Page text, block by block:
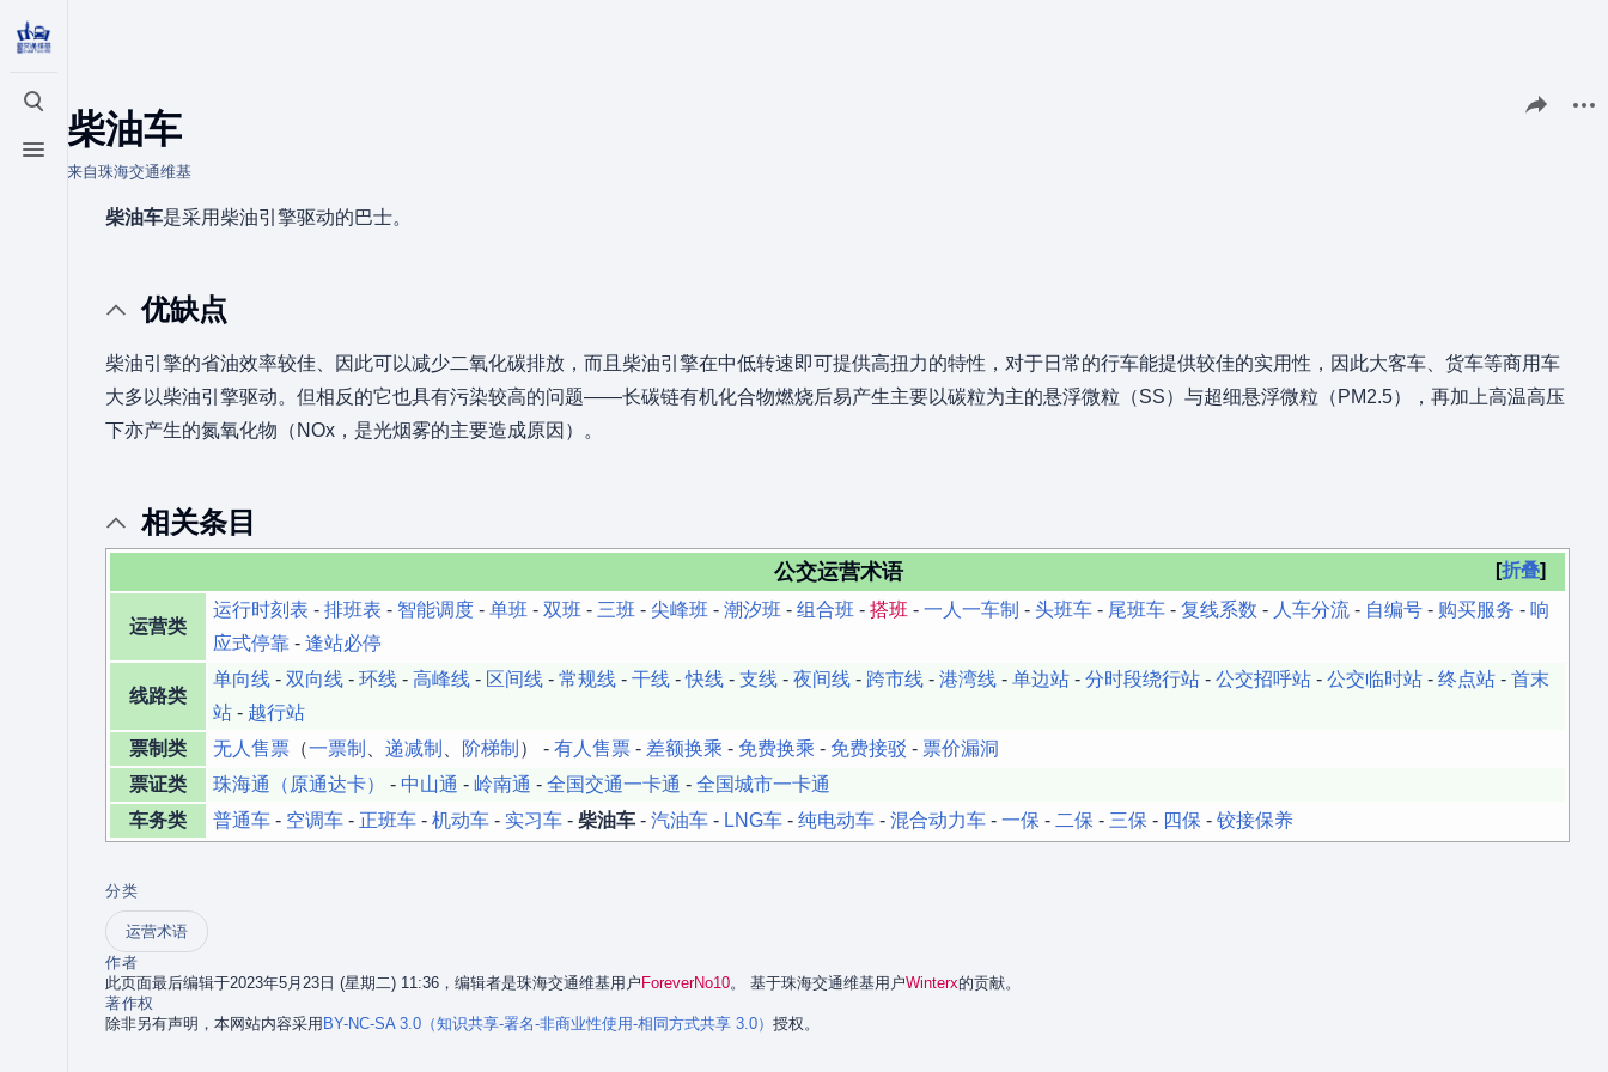
打开/关闭搜索
打开/关闭菜单
柴油车
来自珠海交通维基
分享此页面
柴油车是采用柴油引擎驱动的巴士。
优缺点
柴油引擎的省油效率较佳、因此可以减少二氧化碳排放，而且柴油引擎在中低转速即可提供高扭力的特性，对于日常的行车能提供较佳的实用性，因此大客车、货车等商用车
大多以柴油引擎驱动。但相反的它也具有污染较高的问题——长碳链有机化合物燃烧后易产生主要以碳粒为主的悬浮微粒（SS）与超细悬浮微粒（PM2.5），再加上高温高压
下亦产生的氮氧化物（NOx，是光烟雾的主要造成原因）。
相关条目
折叠
公交运营术语
运营类
运行时刻表 - 排班表 - 智能调度 - 单班 - 双班 - 三班 - 尖峰班 - 潮汐班 - 组合班 - 搭班 - 一人一车制 - 头班车 - 尾班车 - 复线系数 - 人车分流 - 自编号 - 购买服务 - 响
应式停靠 - 逢站必停
线路类
单向线 - 双向线 - 环线 - 高峰线 - 区间线 - 常规线 - 干线 -快线 - 支线 - 夜间线 - 跨市线 - 港湾线 - 单边站 - 分时段绕行站 - 公交招呼站 - 公交临时站 - 终点站 - 首末
站 - 越行站
票制类
无人售票 （一票制 递减制 阶梯制 ） - 有人售票 - 差额换乘 - 免费换乘 - 免费接驳 - 票价漏洞
票证类
珠海通（原通达卡） - 中山通 - 岭南通 - 全国交通一卡通 - 全国城市一卡通
车务类
普通车 - 空调车 - 正班车 - 机动车 - 实习车 - 柴油车 - 汽油车 - LNG车 - 纯电动车 - 混合动力车 - 一保 - 二保 - 三保 - 四保 - 铰接保养
分类
运营术语
作者
此页面最后编辑于2023年5月23日 (星期二) 11:36，编辑者是珠海交通维基用户 ForeverNo10。 基于珠海交通维基用户Winterx的贡献。
著作权
除非另有声明，本网站内容采用 BY-NC-SA 3.0（知识共享-署名-非商业性使用-相同方式共享 3.0） 授权。